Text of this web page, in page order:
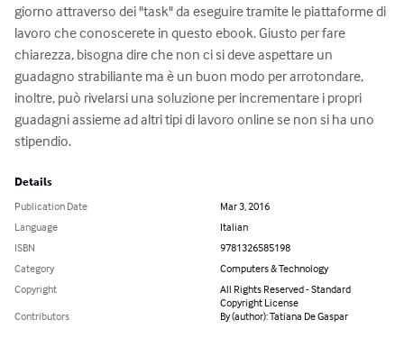
giorno attraverso dei "task" da eseguire tramite le piattaforme di
lavoro che conoscerete in questo ebook. Giusto per fare
chiarezza, bisogna dire che non ci si deve aspettare un
guadagno strabiliante ma è un buon modo per arrotondare,
inoltre, può rivelarsi una soluzione per incrementare i propri
guadagni assieme ad altri tipi di lavoro online se non si ha uno
stipendio.
Details
Publication Date
Mar 3, 2016
Language
Italian
ISBN
9781326585198
Category
Computers & Technology
Copyright
All Rights Reserved - Standard
Copyright License
Contributors
By (author): Tatiana De Gaspar